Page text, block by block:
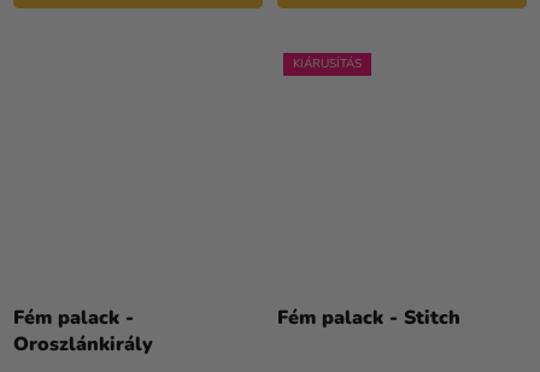
Fém palack -
Oroszlánkirály
KIÁRUSÍTÁS
Fém palack - Stitch